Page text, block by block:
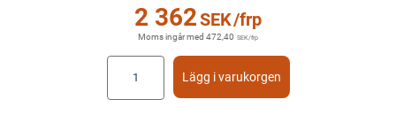
2 362SEK/frp
Moms ingår med 472,40 SEK/frp
Lägg i varukorgen